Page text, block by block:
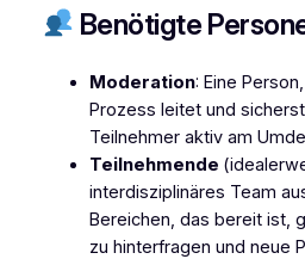
Benötigte
Moderation: Eine
Prozess leitet und
Teilnehmer aktiv am
Teilnehmende
interdisziplinäres Team
Bereichen, das bereit ist,
zu hinterfragen und neue